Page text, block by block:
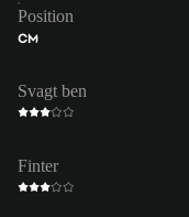
Position
CM
Svagt ben
Finter